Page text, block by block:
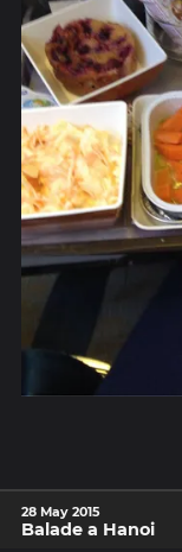
28 May 2015
Balade a Hanoi